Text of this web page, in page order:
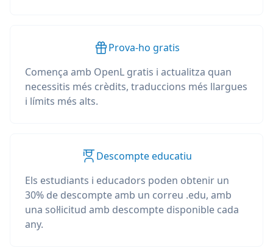
Prova-ho gratis
Comença amb OpenL gratis i actualitza quan
necessitis més crèdits, traduccions més llargues
i límits més alts.
Descompte educatiu
Els estudiants i educadors poden obtenir un
30% de descompte amb un correu .edu, amb
una sol·licitud amb descompte disponible cada
any.